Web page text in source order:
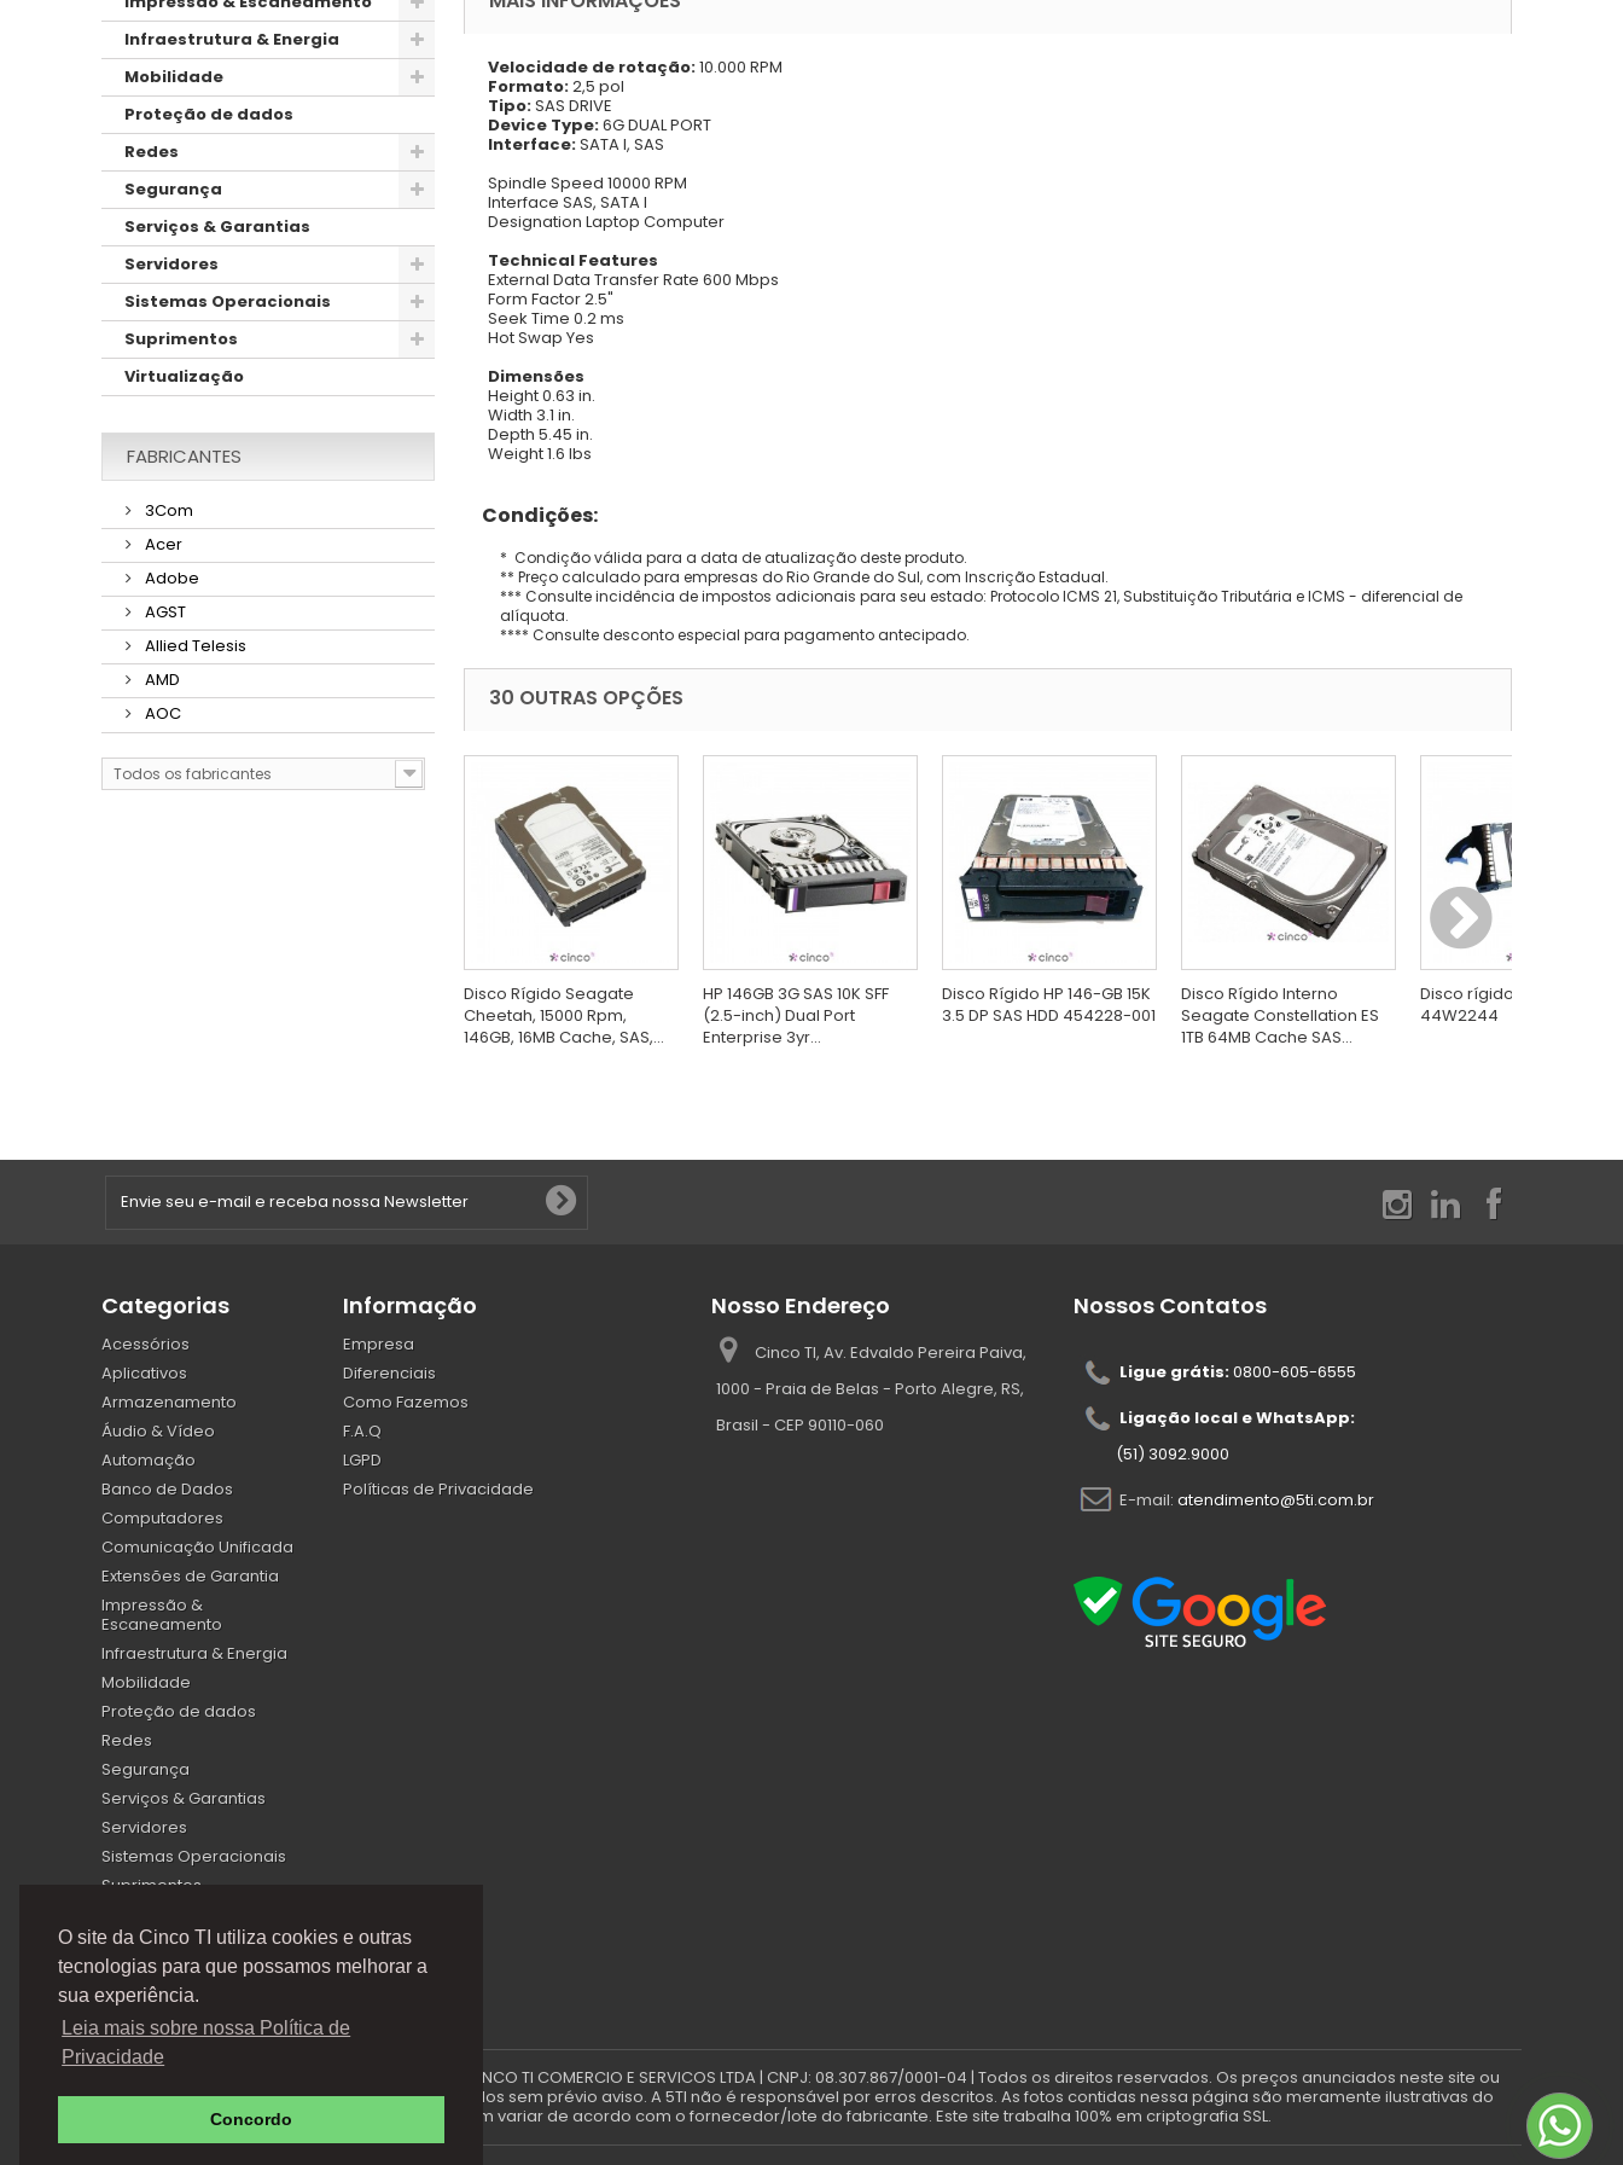
O site da Cinco TI utiliza cookies e outras
tecnologias para que possamos melhorar a
sua experiência.
Leia mais sobre nossa Política de
Privacidade
Concordo
Infraestrutura & Energia
Mobilidade
Proteção de dados
Redes
Segurança
Serviços & Garantias
Servidores
Sistemas Operacionais
Suprimentos
Virtualização
FABRICANTES
3Com
Acer
Adobe
AGST
Allied Telesis
AMD
AOC
Todos os fabricantes
Velocidade de rotação:10.000 RPM
Formato:2,5 pol
Tipo:SAS DRIVE
Device Type:6G DUAL PORT
Interface:SATA I, SAS
Spindle Speed 10000 RPM
Interface SAS, SATA I
Designation Laptop Computer
Technical Features
External Data Transfer Rate 600 Mbps
Form Factor 2.5"
Seek Time 0.2 ms
Hot Swap Yes
Dimensões
Height 0.63 in.
Width 3.1 in.
Depth 5.45 in.
Weight 1.6 lbs
Condições:
* Condição válida para a data de atualização deste produto.
** Preço calculado para empresas do Rio Grande do Sul, com Inscrição Estadual.
*** Consulte incidência de impostos adicionais para seu estado: Protocolo ICMS 21, Substituição Tributária e ICMS - diferencial de
alíquota.
**** Consulte desconto especial para pagamento antecipado.
30 OUTRAS OPÇÕES
Disco Rígido Seagate
Cheetah, 15000 Rpm,
146GB, 16MB Cache, SAS,...
HP 146GB 3G SAS 10K SFF
(2.5-inch) Dual Port
Enterprise 3yr...
Disco Rígido HP 146-GB 15K
3.5 DP SAS HDD 454228-001
Disco Rígido Interno
Seagate Constellation ES
1TB 64MB Cache SAS...
Disco rígido IBM GB
44W2244
Categorias
Acessórios
Aplicativos
Armazenamento
Áudio & Vídeo
Automação
Banco de Dados
Computadores
Comunicação Unificada
Extensões de Garantia
Impressão &
Escaneamento
Infraestrutura & Energia
Mobilidade
Proteção de dados
Redes
Segurança
Serviços & Garantias
Servidores
Sistemas Operacionais
Suprimentos
Informação
Empresa
Diferenciais
Como Fazemos
F.A.Q
LGPD
Políticas de Privacidade
A Cinco TI (5TI) é uma marca registrada de CINCO TI COMERCIO E SERVICOS LTDA | CNPJ: 08.307.867/0001-04 | Todos os direitos reservados. Os preços anunciados neste site ou
via e-mails promocionais podem ser alterados sem prévio aviso. A 5TI não é responsável por erros descritos. As fotos contidas nessa página são meramente ilustrativas do
produto e podem variar de acordo com o fornecedor/lote do fabricante. Este site trabalha 100% em criptografia SSL.
Nosso Endereço
Cinco TI, Av. Edvaldo Pereira Paiva,
1000 - Praia de Belas - Porto Alegre, RS,
Brasil - CEP 90110-060
Nossos Contatos
Ligue grátis:0800-605-6555
Ligação local e WhatsApp:
(51) 3092.9000
E-mail: atendimento@5ti.com.br